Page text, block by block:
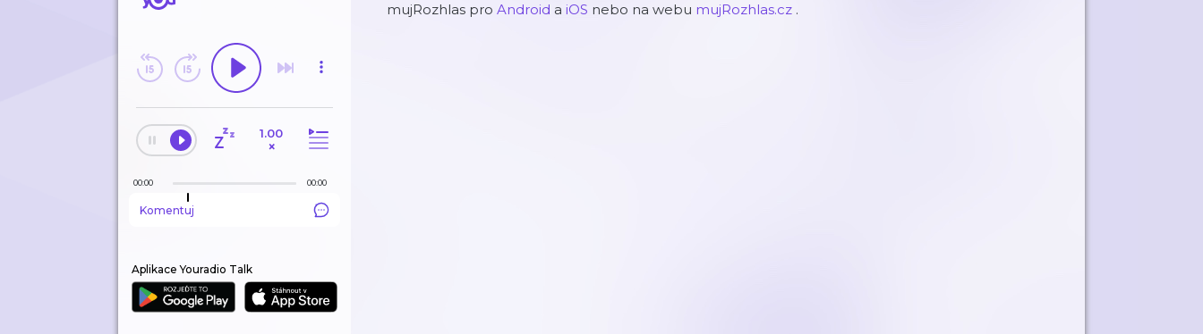
1.00
×
00:00 00:00
Komentuj
Aplikace Youradio Talk
mujRozhlas pro Android a iOS nebo na webu mujRozhlas.cz .